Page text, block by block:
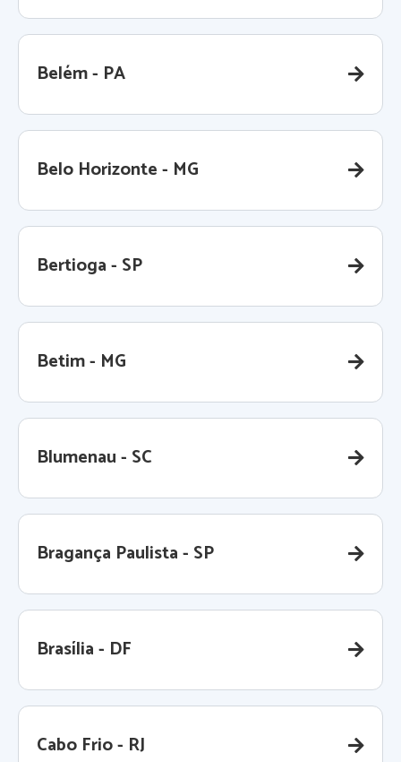
Belém - PA
Belo Horizonte - MG
Bertioga - SP
Betim - MG
Blumenau - SC
Bragança Paulista - SP
Brasília - DF
Cabo Frio - RJ